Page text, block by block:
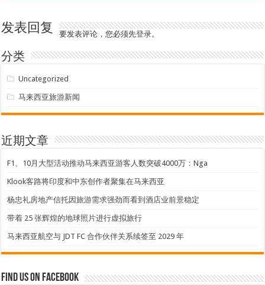
发表回复 要发表评论，您必须先登录。
分类
Uncategorized
马来西亚旅游新闻
近期文章
F1、10月大型活动推动马来西亚游客人数突破4000万：Nga
Klook客路将印度和中东创作者聚集在马来西亚
杨忠礼房地产信托因旅游需求强劲而看到酒店业前景稳定
带着 25 张辉煌的地球照片进行虚拟旅行
马来西亚航空与 JDT FC 合作伙伴关系续签至 2029 年
Find us on Facebook